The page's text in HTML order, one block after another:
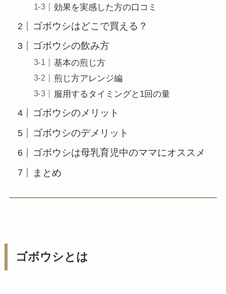
効果を実感した方の口コミ
ゴボウシはどこで買える？
ゴボウシの飲み方
基本の煎じ方
煎じ方アレンジ編
服用するタイミングと1回の量
ゴボウシのメリット
ゴボウシのデメリット
ゴボウシは母乳育児中のママにオススメ
まとめ
ゴボウシとは